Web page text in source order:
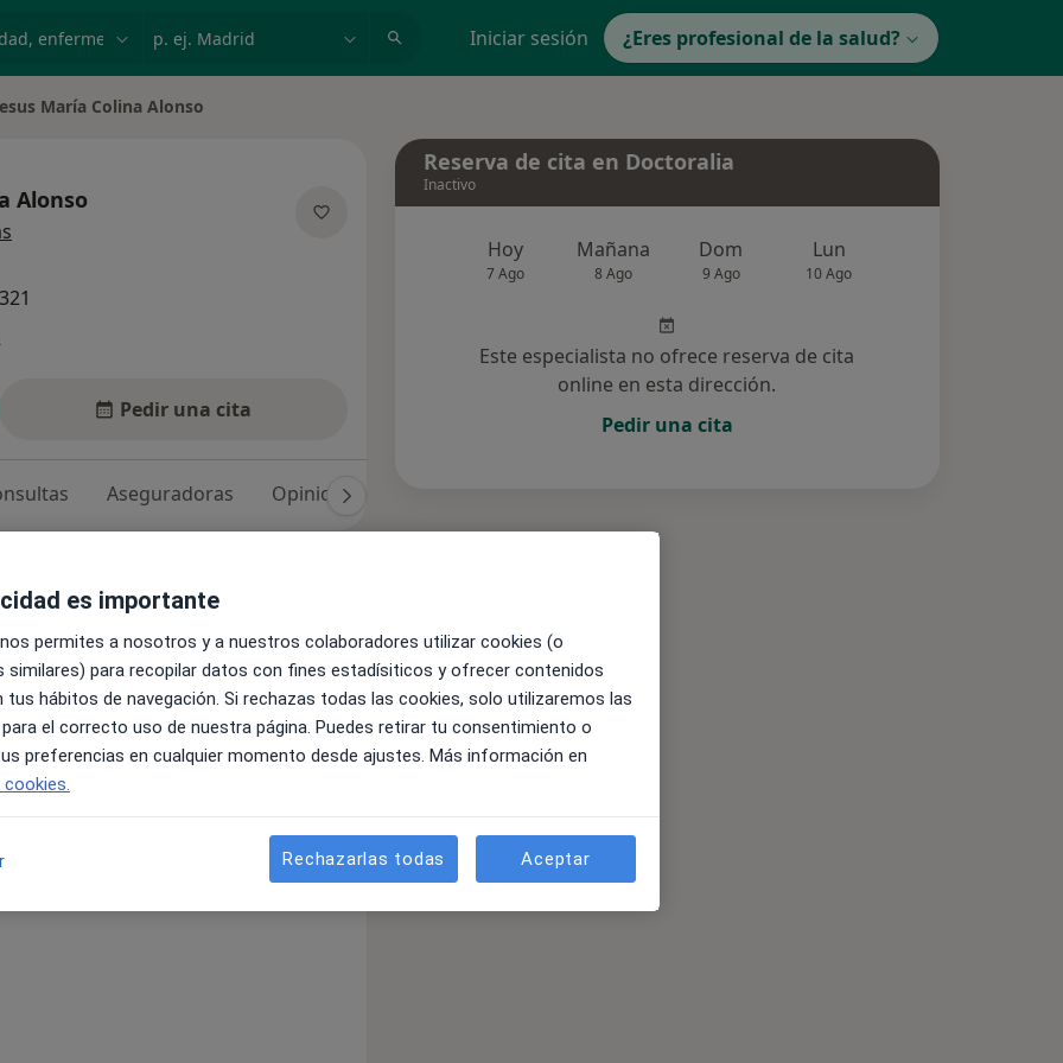
Iniciar sesión ¿Eres profesional de la salud?
de ciudad
María Colina Alonso
Alonso
Pedir una cita
Aseguradoras Opiniones (155)
experto en Medicina Estética que
en los tratamientos de
arrugas, manchas en la piel) y de
mesoterapia) entre otros.
en su consulta privada de Bilbao
en los Laboratorios Teoxane. El
para complementar su
de su especialidad, además de
congresos del ámbito de la
postgrado.
Reserva de cita en Doctoralia
Inactivo
Hoy
7 Ago
Mañana
8 Ago
Dom
9 Ago
Lun
10 Ago
Este especialista no ofrece reserva de cita
online en esta dirección.
Pedir una cita
es importante
permites a nosotros y a nuestros colaboradores utilizar cookies (o
similares) para recopilar datos con fines estadísiticos y ofrecer contenidos
tus hábitos de navegación. Si rechazas todas las cookies, solo utilizaremos las
el correcto uso de nuestra página. Puedes retirar tu consentimiento o
preferencias en cualquier momento desde ajustes. Más información en
Rechazarlas todas Aceptar